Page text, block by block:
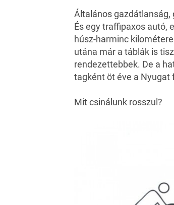
Általános
És egy traffipaxos autó,
húsz-harminc
utána már a táblák is
rendezettebbek. De a
tagként öt éve a Nyugat
Mit csinálunk rosszul?